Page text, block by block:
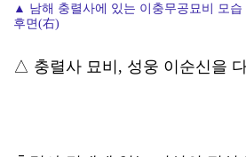
▲ 남해 충렬사에 있는 이충무공묘비 모습
후면(右)
△ 충렬사 묘비, 성웅 이순신을